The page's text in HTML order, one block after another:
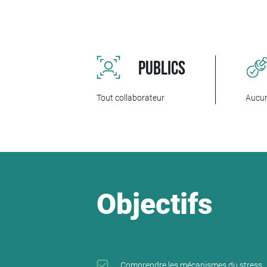
La formation aborde les mécanismes du
des réflexes utiles dans la durée. Les
recul au travail.PUBLICS
Tout collaborateur
Objectifs